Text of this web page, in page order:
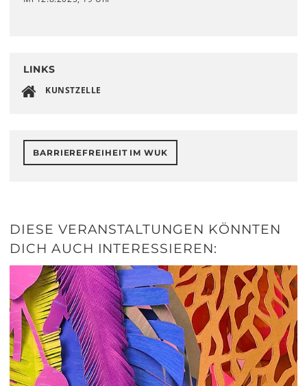
LINKS
KUNSTZELLE
BARRIEREFREIHEIT IM WUK
DIESE VERANSTALTUNGEN KÖNNTEN
DICH AUCH INTERESSIEREN: